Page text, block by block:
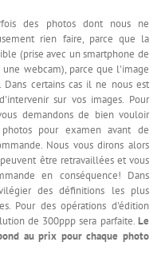
des photos dont nous ne
rien faire, parce que la
(prise avec un smartphone de
webcam), parce que l'image
certains cas il ne nous est
sur vos images. Pour
demandons de bien vouloir
pour examen avant de
Nous vous dirons alors
être retravaillées et vous
en conséquence! Dans
des définitions les plus
Pour des opérations d'édition
de 300ppp sera parfaite. Le
au prix pour chaque photo